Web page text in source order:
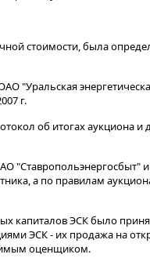
стоимости, была
"Уральская
г.
об итогах аукциона и
"Ставропольэнергосбыт" и
а по правилам
капиталов ЭСК было
ЭСК - их продажа на
оценщиком.